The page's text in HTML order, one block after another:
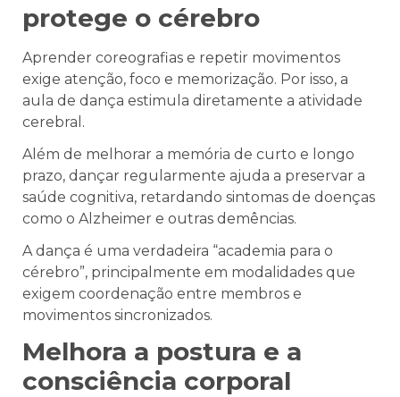
protege o cérebro
Aprender coreografias e repetir movimentos
exige atenção, foco e memorização. Por isso, a
aula de dança estimula diretamente a atividade
cerebral.
Além de melhorar a memória de curto e longo
prazo, dançar regularmente ajuda a preservar a
saúde cognitiva, retardando sintomas de doenças
como o Alzheimer e outras demências.
A dança é uma verdadeira “academia para o
cérebro”, principalmente em modalidades que
exigem coordenação entre membros e
movimentos sincronizados.
Melhora a postura e a
consciência corporal